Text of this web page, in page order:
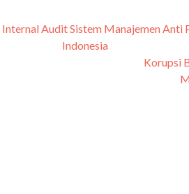
Audit Sistem Manajemen Anti
Indonesia
Korupsi